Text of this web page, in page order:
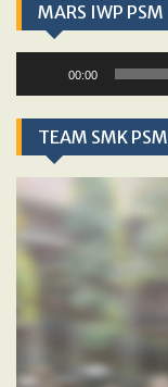
MARS IWP PSM
00:00
TEAM SMK PSM
Player